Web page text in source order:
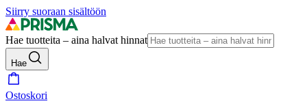
Siirry suoraan sisältöön
Hae tuotteita – aina halvat hinnat
Hae
Ostoskori